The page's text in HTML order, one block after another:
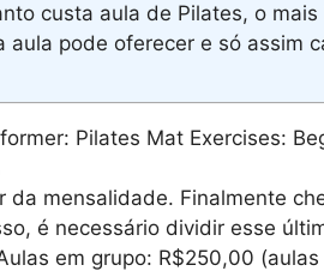
custa aula de Pilates, o
aula pode oferecer e só assim
da mensalidade. Finalmente
é necessário dividir esse
em grupo: R$250,00